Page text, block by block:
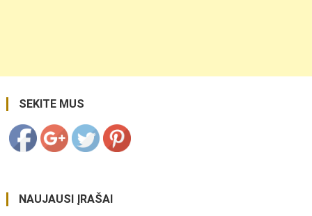
SEKITE MUS
https://coupon.lt/">
NAUJAUSI ĮRAŠAI